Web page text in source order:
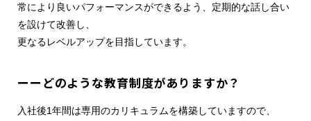
常により良いパフォーマンスができるよう、定期的な話し合い
を設けて改善し、
更なるレベルアップを目指しています。
ーーどのような教育制度がありますか？
入社後1年間は専用のカリキュラムを構築していますので、